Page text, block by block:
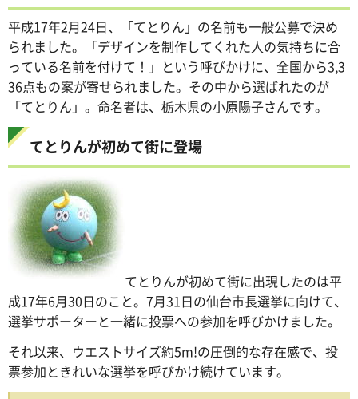
平成17年2月24日、「てとりん」の名前も一般公募で決め
られました。「デザインを制作してくれた人の気持ちに合
っている名前を付けて！」という呼びかけに、全国から3,3
36点もの案が寄せられました。その中から選ばれたのが
「てとりん」。命名者は、栃木県の小原陽子さんです。
てとりんが初めて街に登場
てとりんが初めて街に出現したのは平
成17年6月30日のこと。7月31日の仙台市長選挙に向けて、
選挙サポーターと一緒に投票への参加を呼びかけました。
それ以来、ウエストサイズ約5m!の圧倒的な存在感で、投
票参加ときれいな選挙を呼びかけ続けています。